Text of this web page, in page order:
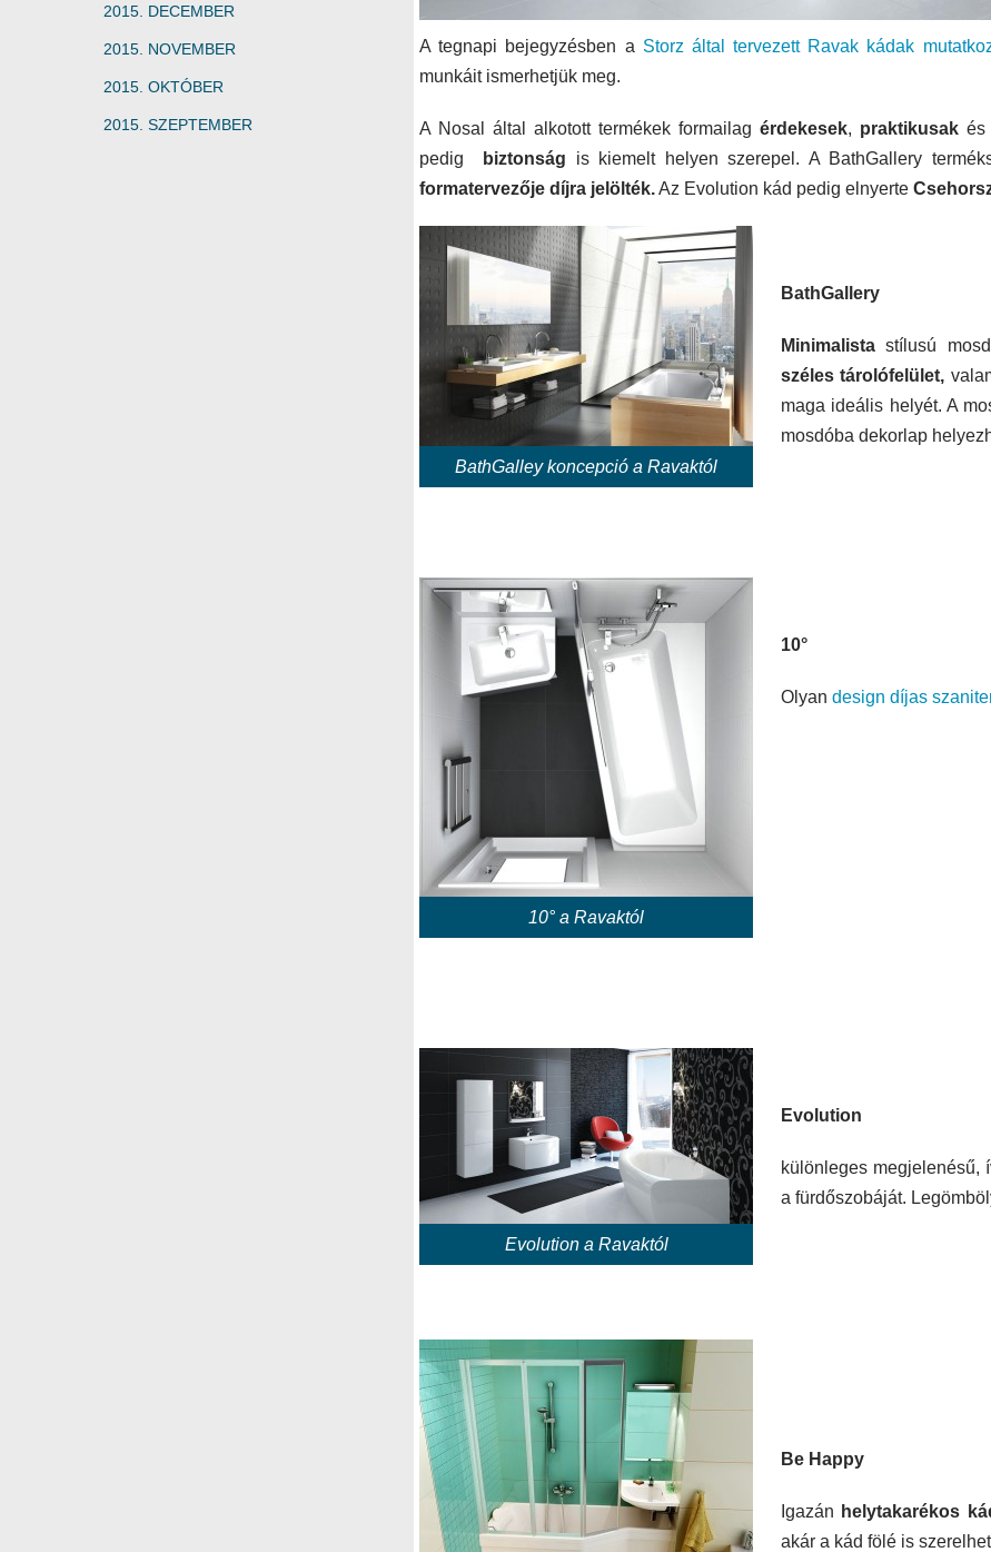
2015. DECEMBER
2015. NOVEMBER
2015. OKTÓBER
2015. SZEPTEMBER
A tegnapi bejegyzésben a Storz által tervezett Ravak kádak
munkáit ismerhetjük meg.
A Nosal által alkotott termékek formailag érdekesek, praktikusak és
pedig
biztonság is kiemelt helyen szerepel. A BathGallery
formatervezője díjra jelölték.Az Evolution kád pedig elnyerte
BathGalley koncepció a Ravaktól
BathGallery
Minimalista stílusú
széles tárolófelület,
maga ideális helyét. A
mosdóba dekorlap
10° a Ravaktól
10°
Olyan design díjas
Evolution a Ravaktól
Evolution
különleges megjelenésű,
a fürdőszobáját.
Be Happy
Igazán helytakarékos
akár a kád fölé is